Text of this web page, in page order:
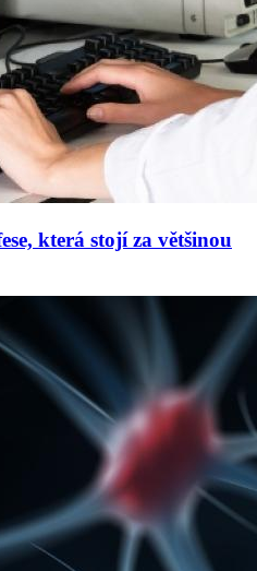
která stojí za většinou